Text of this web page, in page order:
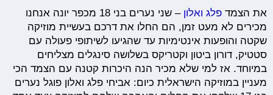
את הצמדפלג ואלון
– שני נערים בני 18 מכפר יונה אנחנו
מכירים לא מעט זמן, הם החלו את דרכם בעשיית מוזיקה
שקטה והופעות אינטימיות עד שהגיעו לשיתופי פעולה עם
סטטיק, דורון ביטון וקטריקס בשלושה סינגלים מצליחים
במיוחד. אז למי שלא מכיר הנה היכרות קטנה עם הצמד הכי
מעניין במוזיקה הישראלית כיום: אביחי פלג ואלון פוגל נערים